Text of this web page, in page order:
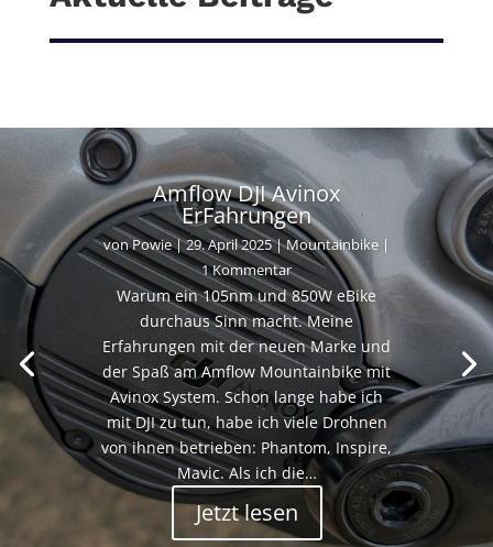
Amflow DJI Avinox
ErFahrungen
vonPowie|29. April 2025|Mountainbike |
1 Kommentar
Warum ein 105nm und 850W eBike
durchaus Sinn macht. Meine
Erfahrungen mit der neuen Marke und
der Spaß am Amflow Mountainbike mit
Avinox System. Schon lange habe ich
mit DJI zu tun, habe ich viele Drohnen
von ihnen betrieben: Phantom, Inspire,
Mavic. Als ich die…
Jetzt lesen